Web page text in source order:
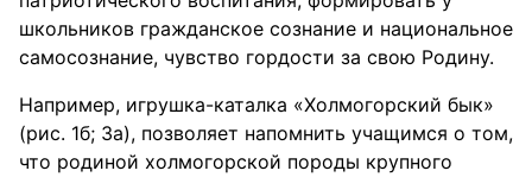
школьников гражданское сознание и национальное
самосознание, чувство гордости за свою Родину.
Например, игрушка-каталка «Холмогорский бык»
(рис. 1б; 3а), позволяет напомнить учащимся о том,
что родиной холмогорской породы крупного